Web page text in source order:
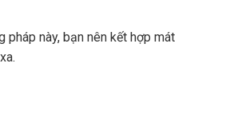
pháp này, bạn nên kết hợp mát